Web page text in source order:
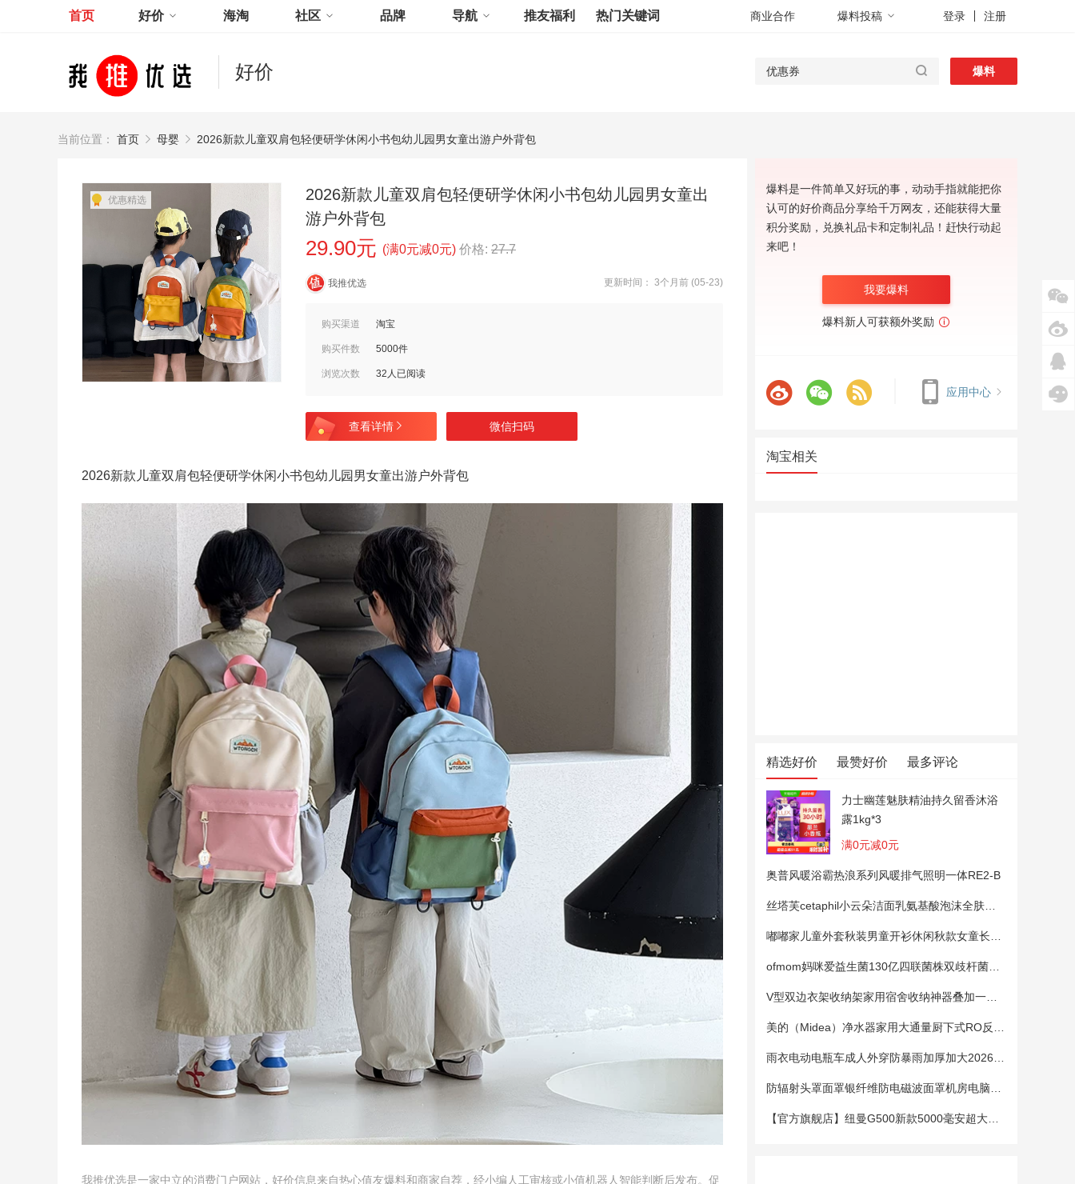
首页 好价 海淘 社区 品牌 导航 推友福利 热门关键词 商业合作 爆料投稿 登录 注册
好价 爆料
当前位置： 首页 母婴 2026新款儿童双肩包轻便研学休闲小书包幼儿园男女童出游户外背包
优惠精选
2026新款儿童双肩包轻便研学休闲小书包幼儿园男女童出
游户外背包
29.90元 (满0元减0元) 价格: 27.7
我推优选 更新时间： 3个月前 (05-23)
购买渠道 淘宝
购买件数 5000件
浏览次数 32人已阅读
查看详情 微信扫码
2026新款儿童双肩包轻便研学休闲小书包幼儿园男女童出游户外背包
我推优选是一家中立的消费门户网站，好价信息来自热心值友爆料和商家自荐，经小编人工审核或小值机器人智能判断后发布。促
爆料是一件简单又好玩的事，动动手指就能把你
认可的好价商品分享给千万网友，还能获得大量
积分奖励，兑换礼品卡和定制礼品！赶快行动起
来吧！
我要爆料
爆料新人可获额外奖励
应用中心
淘宝相关
精选好价 最赞好价 最多评论
力士幽莲魅肤精油持久留香沐浴
露1kg*3
满0元减0元
奥普风暖浴霸热浪系列风暖排气照明一体RE2-B